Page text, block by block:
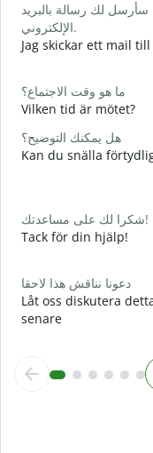
سأرسل لك رسالة بالبريد
الإلكتروني.
Jag skickar ett mail
ما هو وقت الاجتماع؟
Vilken tid är mötet?
هل يمكنك التوضيح؟
Kan du snälla
شكرا لك على مساعدتك!
Tack för din hjälp!
دعونا نناقش هذا لاحقا
Låt oss diskutera
senare